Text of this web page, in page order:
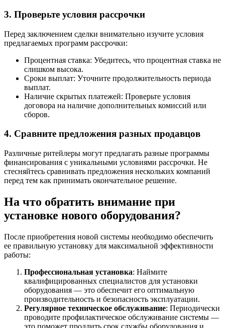
3. Проверьте условия рассрочки
Перед заключением сделки внимательно изучите условия
предлагаемых программ рассрочки:
Процентная ставка: Убедитесь, что процентная ставка не
слишком высока.
Сроки выплат: Уточните продолжительность периода
выплат.
Наличие скрытых платежей: Проверьте условия
договора на наличие дополнительных комиссий или
сборов.
4. Сравните предложения разных продавцов
Различные ритейлеры могут предлагать разные программы
финансирования с уникальными условиями рассрочки. Не
стесняйтесь сравнивать предложения нескольких компаний
перед тем как принимать окончательное решение.
На что обратить внимание при
установке нового оборудования?
После приобретения новой системы необходимо обеспечить
ее правильную установку для максимальной эффективности
работы:
Профессиональная установка: Наймите
квалифицированных специалистов для установки
оборудования — это обеспечит его оптимальную
производительность и безопасность эксплуатации.
Регулярное техническое обслуживание: Периодически
проводите профилактическое обслуживание системы —
это поможет продлить срок службы оборудования и